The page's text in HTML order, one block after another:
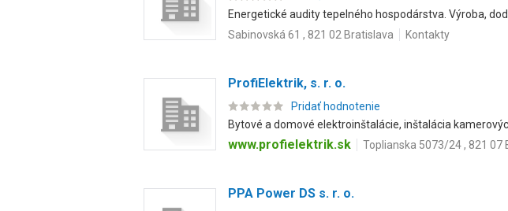
Energetické audity tepelného hospodárstva. Výroba,
Sabinovská 61 , 821 02 Bratislava
Kontakty
ProfiElektrik, s. r. o.
Pridať hodnotenie
Bytové a domové elektroinštalácie, inštalácia
www.profielektrik.sk Toplianska 5073/24 , 821 07
PPA Power DS s. r. o.